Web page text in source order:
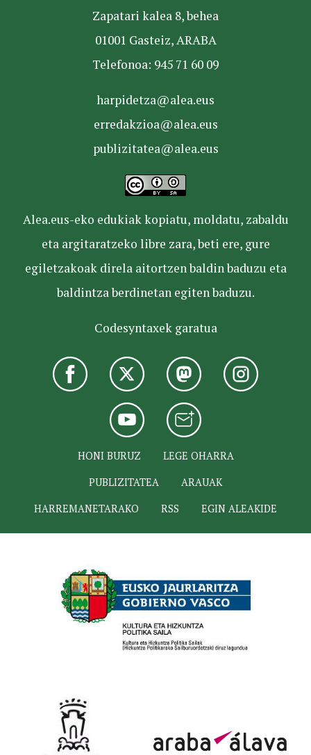
Zapatari kalea 8, behea
01001 Gasteiz, ARABA
Telefonoa: 945 71 60 09
harpidetza@alea.eus
erredakzioa@alea.eus
publizitatea@alea.eus
Alea.eus-eko edukiak kopiatu, moldatu, zabaldu
eta argitaratzeko libre zara, beti ere, gure
egiletzakoak direla aitortzen baldin baduzu eta
baldintza berdinetan egiten baduzu.
Codesyntaxek garatua
HONI BURUZ
LEGE OHARRA
PUBLIZITATEA
ARAUAK
HARREMANETARAKO
RSS EGIN ALEAKIDE